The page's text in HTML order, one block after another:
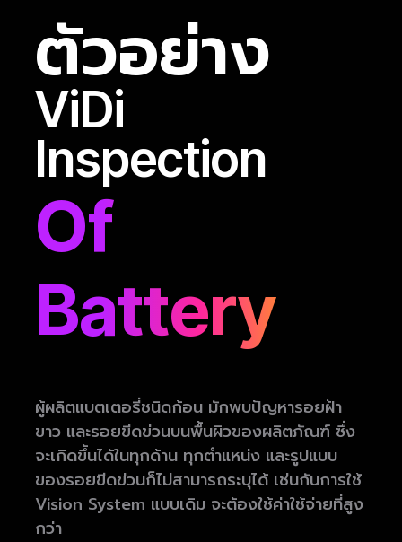
ตัวอย่าง
ViDi
Inspection
Of
Battery
ผู้ผลิตแบตเตอรี่ชนิดก้อน มักพบปัญหารอยฝ้า
ขาว และรอยขีดข่วนบนพื้นผิวของผลิตภัณฑ์ ซึ่ง
จะเกิดขึ้นได้ในทุกด้าน ทุกตำแหน่ง และรูปแบบ
ของรอยขีดข่วนก็ไม่สามารถระบุได้ เช่นกันการใช้
Vision System แบบเดิม จะต้องใช้ค่าใช้จ่ายที่สูง
กว่า